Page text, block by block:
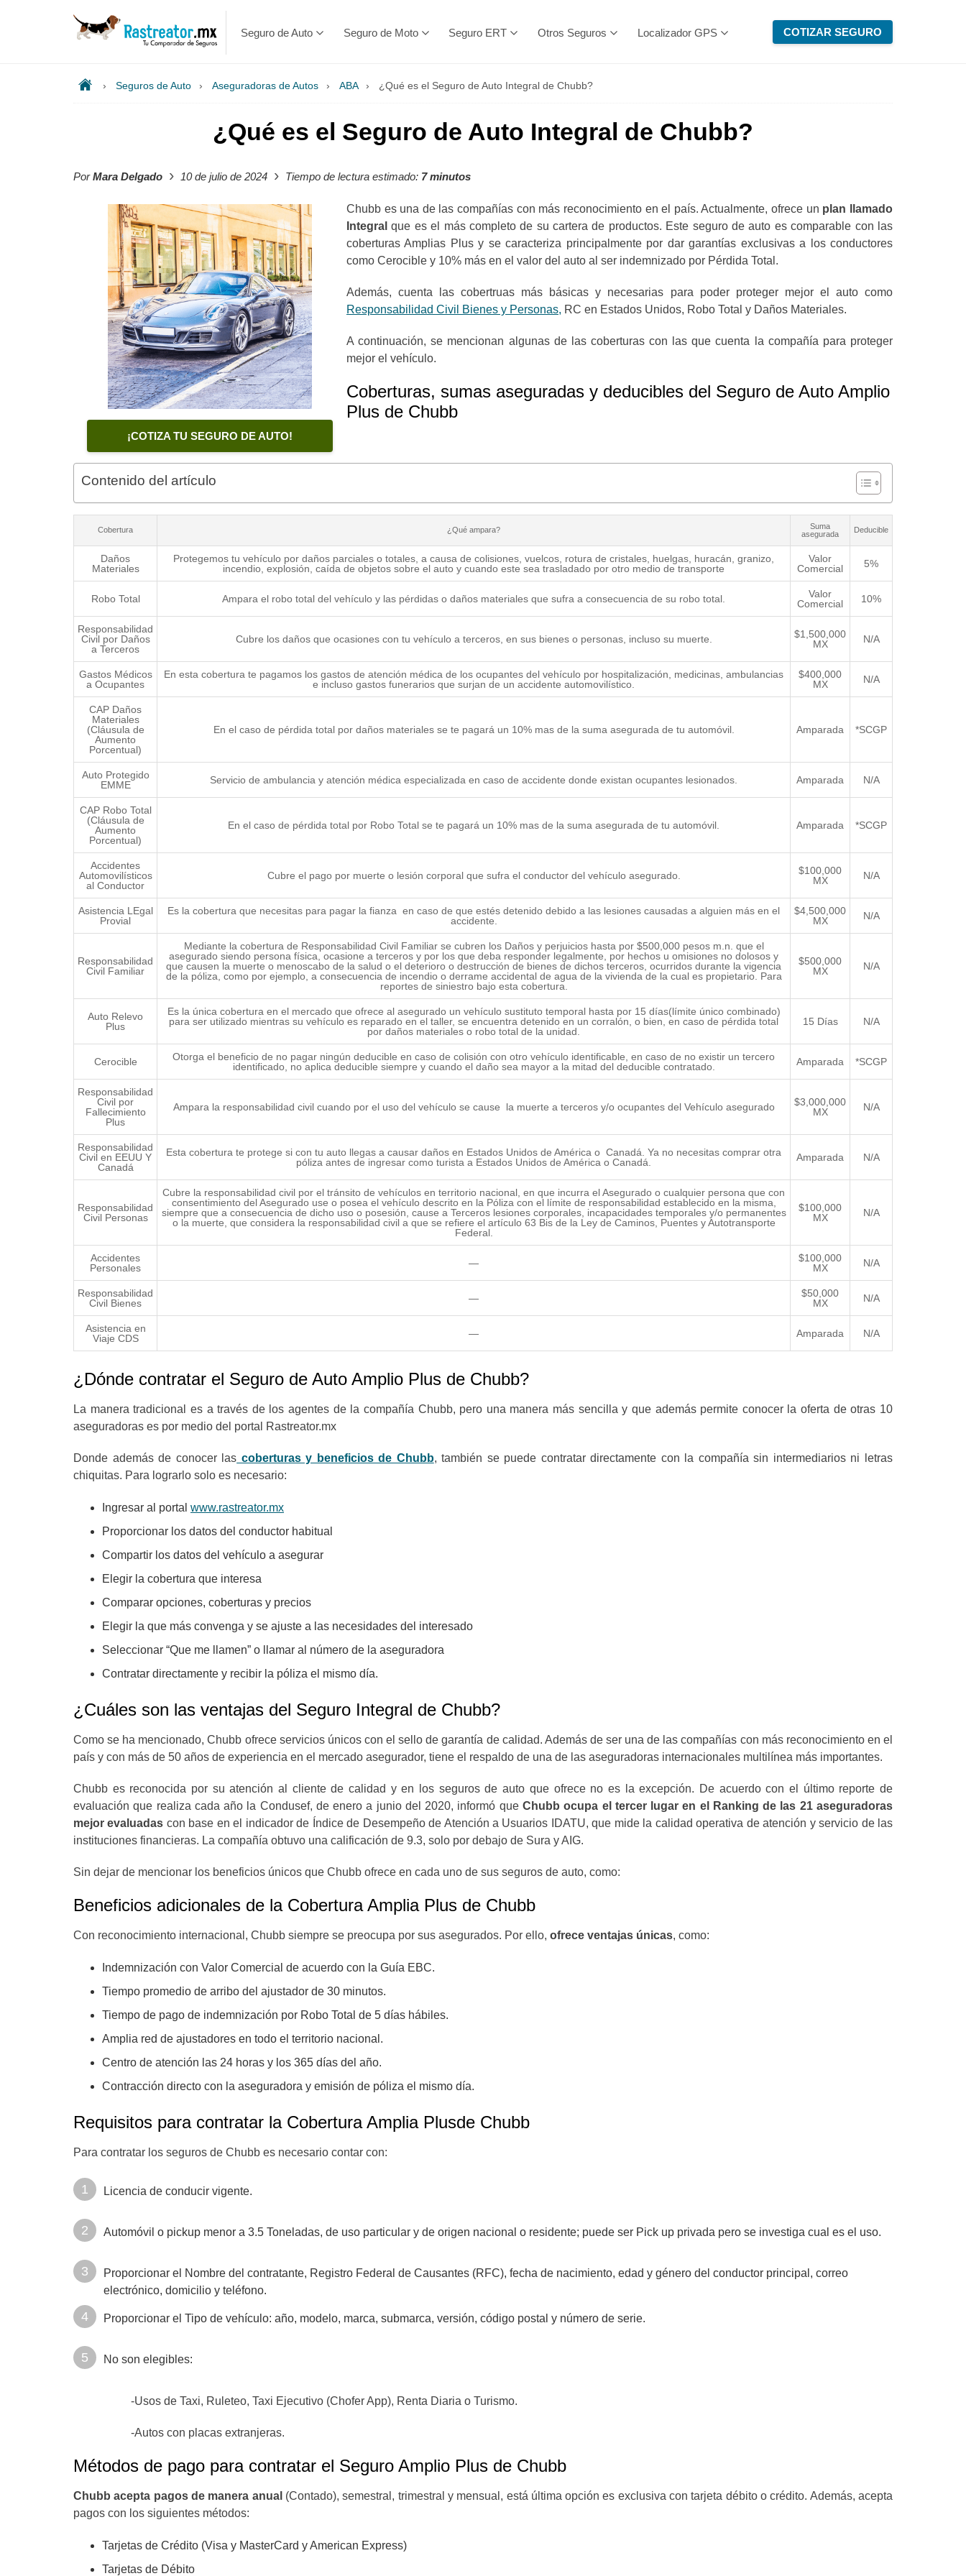
Seguro de Auto Seguro de Moto Seguro ERT Otros Seguros Localizador GPS COTIZAR SEGURO
› Seguros de Auto › Aseguradoras de Autos › ABA › ¿Qué es el Seguro de Auto Integral de Chubb?
¿Qué es el Seguro de Auto Integral de Chubb?
PorMara Delgado › 10 de julio de 2024 › Tiempo de lectura estimado: 7 minutos
¡COTIZA TU SEGURO DE AUTO!
Chubb es una de las compañías con más reconocimiento en el país. Actualmente, ofrece un plan llamado
Integral que es el más completo de su cartera de productos. Este seguro de auto es comparable con las
coberturas Amplias Plus y se caracteriza principalmente por dar garantías exclusivas a los conductores
como Cerocible y 10% más en el valor del auto al ser indemnizado por Pérdida Total.
Además, cuenta las cobertruas más básicas y necesarias para poder proteger mejor el auto como
Responsabilidad Civil Bienes y Personas, RC en Estados Unidos, Robo Total y Daños Materiales.
A continuación, se mencionan algunas de las coberturas con las que cuenta la compañía para proteger
mejor el vehículo.
Coberturas, sumas aseguradas y deducibles del Seguro de Auto Amplio
Plus de Chubb
Contenido del artículo
Cobertura ¿Qué ampara?
Suma
asegurada
Deducible
Daños
Materiales
Protegemos tu vehículo por daños parciales o totales, a causa de colisiones, vuelcos, rotura de cristales, huelgas, huracán, granizo,
incendio, explosión, caída de objetos sobre el auto y cuando este sea trasladado por otro medio de transporte
Valor
Comercial
5%
Robo Total Ampara el robo total del vehículo y las pérdidas o daños materiales que sufra a consecuencia de su robo total.
Valor
Comercial
10%
Responsabilidad
Civil por Daños
a Terceros
Cubre los daños que ocasiones con tu vehículo a terceros, en sus bienes o personas, incluso su muerte.
$1,500,000
MX
N/A
Gastos Médicos
a Ocupantes
En esta cobertura te pagamos los gastos de atención médica de los ocupantes del vehículo por hospitalización, medicinas, ambulancias
e incluso gastos funerarios que surjan de un accidente automovilístico.
$400,000
MX
N/A
CAP Daños
Materiales
(Cláusula de
Aumento
Porcentual)
En el caso de pérdida total por daños materiales se te pagará un 10% mas de la suma asegurada de tu automóvil. Amparada *SCGP
Auto Protegido
EMME
Servicio de ambulancia y atención médica especializada en caso de accidente donde existan ocupantes lesionados. Amparada N/A
CAP Robo Total
(Cláusula de
Aumento
Porcentual)
En el caso de pérdida total por Robo Total se te pagará un 10% mas de la suma asegurada de tu automóvil. Amparada *SCGP
Accidentes
Automovilísticos
al Conductor
Cubre el pago por muerte o lesión corporal que sufra el conductor del vehículo asegurado.
$100,000
MX
N/A
Asistencia LEgal
Provial
Es la cobertura que necesitas para pagar la fianza en caso de que estés detenido debido a las lesiones causadas a alguien más en el
accidente.
$4,500,000
MX
N/A
Responsabilidad
Civil Familiar
Mediante la cobertura de Responsabilidad Civil Familiar se cubren los Daños y perjuicios hasta por $500,000 pesos m.n. que el
asegurado siendo persona física, ocasione a terceros y por los que deba responder legalmente, por hechos u omisiones no dolosos y
que causen la muerte o menoscabo de la salud o el deterioro o destrucción de bienes de dichos terceros, ocurridos durante la vigencia
de la póliza, como por ejemplo, a consecuencia de incendio o derrame accidental de agua de la vivienda de la cual es propietario. Para
reportes de siniestro bajo esta cobertura.
$500,000
MX
N/A
Auto Relevo
Plus
Es la única cobertura en el mercado que ofrece al asegurado un vehículo sustituto temporal hasta por 15 días(límite único combinado)
para ser utilizado mientras su vehículo es reparado en el taller, se encuentra detenido en un corralón, o bien, en caso de pérdida total
por daños materiales o robo total de la unidad.
15 Días N/A
Cerocible
Otorga el beneficio de no pagar ningún deducible en caso de colisión con otro vehículo identificable, en caso de no existir un tercero
identificado, no aplica deducible siempre y cuando el daño sea mayor a la mitad del deducible contratado.
Amparada *SCGP
Responsabilidad
Civil por
Fallecimiento
Plus
Ampara la responsabilidad civil cuando por el uso del vehículo se cause la muerte a terceros y/o ocupantes del Vehículo asegurado
$3,000,000
MX
N/A
Responsabilidad
Civil en EEUU Y
Canadá
Esta cobertura te protege si con tu auto llegas a causar daños en Estados Unidos de América o Canadá. Ya no necesitas comprar otra
póliza antes de ingresar como turista a Estados Unidos de América o Canadá.
Amparada N/A
Responsabilidad
Civil Personas
Cubre la responsabilidad civil por el tránsito de vehículos en territorio nacional, en que incurra el Asegurado o cualquier persona que con
consentimiento del Asegurado use o posea el vehículo descrito en la Póliza con el límite de responsabilidad establecido en la misma,
siempre que a consecuencia de dicho uso o posesión, cause a Terceros lesiones corporales, incapacidades temporales y/o permanentes
o la muerte, que considera la responsabilidad civil a que se refiere el artículo 63 Bis de la Ley de Caminos, Puentes y Autotransporte
Federal.
$100,000
MX
N/A
Accidentes
Personales
—
$100,000
MX
N/A
Responsabilidad
Civil Bienes
—
$50,000
MX
N/A
Asistencia en
Viaje CDS
— Amparada N/A
¿Dónde contratar el Seguro de Auto Amplio Plus de Chubb?
La manera tradicional es a través de los agentes de la compañía Chubb, pero una manera más sencilla y que además permite conocer la oferta de otras 10
aseguradoras es por medio del portal Rastreator.mx
Donde además de conocer las coberturas y beneficios de Chubb, también se puede contratar directamente con la compañía sin intermediarios ni letras
chiquitas. Para lograrlo solo es necesario:
Ingresar al portal www.rastreator.mx
Proporcionar los datos del conductor habitual
Compartir los datos del vehículo a asegurar
Elegir la cobertura que interesa
Comparar opciones, coberturas y precios
Elegir la que más convenga y se ajuste a las necesidades del interesado
Seleccionar “Que me llamen” o llamar al número de la aseguradora
Contratar directamente y recibir la póliza el mismo día.
¿Cuáles son las ventajas del Seguro Integral de Chubb?
Como se ha mencionado, Chubb ofrece servicios únicos con el sello de garantía de calidad. Además de ser una de las compañías con más reconocimiento en el
país y con más de 50 años de experiencia en el mercado asegurador, tiene el respaldo de una de las aseguradoras internacionales multilínea más importantes.
Chubb es reconocida por su atención al cliente de calidad y en los seguros de auto que ofrece no es la excepción. De acuerdo con el último reporte de
evaluación que realiza cada año la Condusef, de enero a junio del 2020, informó queChubb ocupa el tercer lugar en el Ranking de las 21 aseguradoras
mejor evaluadas con base en el indicador de Índice de Desempeño de Atención a Usuarios IDATU, que mide la calidad operativa de atención y servicio de las
instituciones financieras. La compañía obtuvo una calificación de 9.3, solo por debajo de Sura y AIG.
Sin dejar de mencionar los beneficios únicos que Chubb ofrece en cada uno de sus seguros de auto, como:
Beneficios adicionales de la Cobertura Amplia Plus de Chubb
Con reconocimiento internacional, Chubb siempre se preocupa por sus asegurados. Por ello, ofrece ventajas únicas, como:
Indemnización con Valor Comercial de acuerdo con la Guía EBC.
Tiempo promedio de arribo del ajustador de 30 minutos.
Tiempo de pago de indemnización por Robo Total de 5 días hábiles.
Amplia red de ajustadores en todo el territorio nacional.
Centro de atención las 24 horas y los 365 días del año.
Contracción directo con la aseguradora y emisión de póliza el mismo día.
Requisitos para contratar la Cobertura Amplia Plusde Chubb
Para contratar los seguros de Chubb es necesario contar con:
Licencia de conducir vigente.
Automóvil o pickup menor a 3.5 Toneladas, de uso particular y de origen nacional o residente; puede ser Pick up privada pero se investiga cual es el uso.
Proporcionar el Nombre del contratante, Registro Federal de Causantes (RFC), fecha de nacimiento, edad y género del conductor principal, correo
electrónico, domicilio y teléfono.
Proporcionar el Tipo de vehículo: año, modelo, marca, submarca, versión, código postal y número de serie.
No son elegibles:
-Usos de Taxi, Ruleteo, Taxi Ejecutivo (Chofer App), Renta Diaria o Turismo.
-Autos con placas extranjeras.
Métodos de pago para contratar el Seguro Amplio Plus de Chubb
Chubb acepta pagos de manera anual (Contado), semestral, trimestral y mensual, está última opción es exclusiva con tarjeta débito o crédito. Además, acepta
pagos con los siguientes métodos:
Tarjetas de Crédito (Visa y MasterCard y American Express)
Tarjetas de Débito